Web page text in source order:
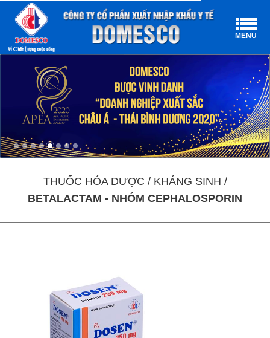
MENU
THUỐC HÓA DƯỢC / KHÁNG SINH /
BETALACTAM - NHÓM CEPHALOSPORIN